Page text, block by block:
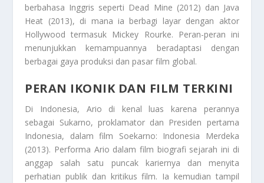
berbahasa Inggris seperti Dead Mine (2012) dan Java
Heat (2013), di mana ia berbagi layar dengan aktor
Hollywood termasuk Mickey Rourke. Peran-peran ini
menunjukkan kemampuannya beradaptasi dengan
berbagai gaya produksi dan pasar film global.
PERAN IKONIK DAN FILM TERKINI
Di Indonesia, Ario di kenal luas karena perannya
sebagai Sukarno, proklamator dan Presiden pertama
Indonesia, dalam film Soekarno: Indonesia Merdeka
(2013). Performa Ario dalam film biografi sejarah ini di
anggap salah satu puncak kariernya dan menyita
perhatian publik dan kritikus film. Ia kemudian tampil